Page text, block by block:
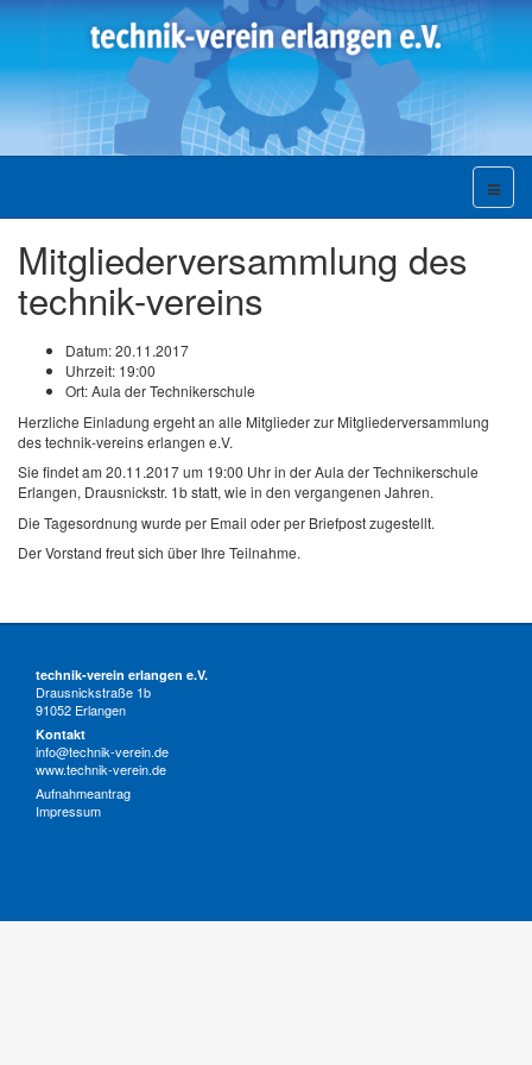
Mitgliederversammlung des
technik-vereins
Datum:20.11.2017
Uhrzeit: 19:00
Ort:Aula der Technikerschule
Herzliche Einladung ergeht an alle Mitglieder zur Mitgliederversammlung
des technik-vereins erlangen e.V.
Sie findet am 20.11.2017 um 19:00 Uhr in der Aula der Technikerschule
Erlangen, Drausnickstr. 1b statt, wie in den vergangenen Jahren.
Die Tagesordnung wurde per Email oder per Briefpost zugestellt.
Der Vorstand freut sich über Ihre Teilnahme.
technik-verein erlangen e.V.
Drausnickstraße 1b
91052 Erlangen
Kontakt
info@technik-verein.de
www.technik-verein.de
Aufnahmeantrag
Impressum